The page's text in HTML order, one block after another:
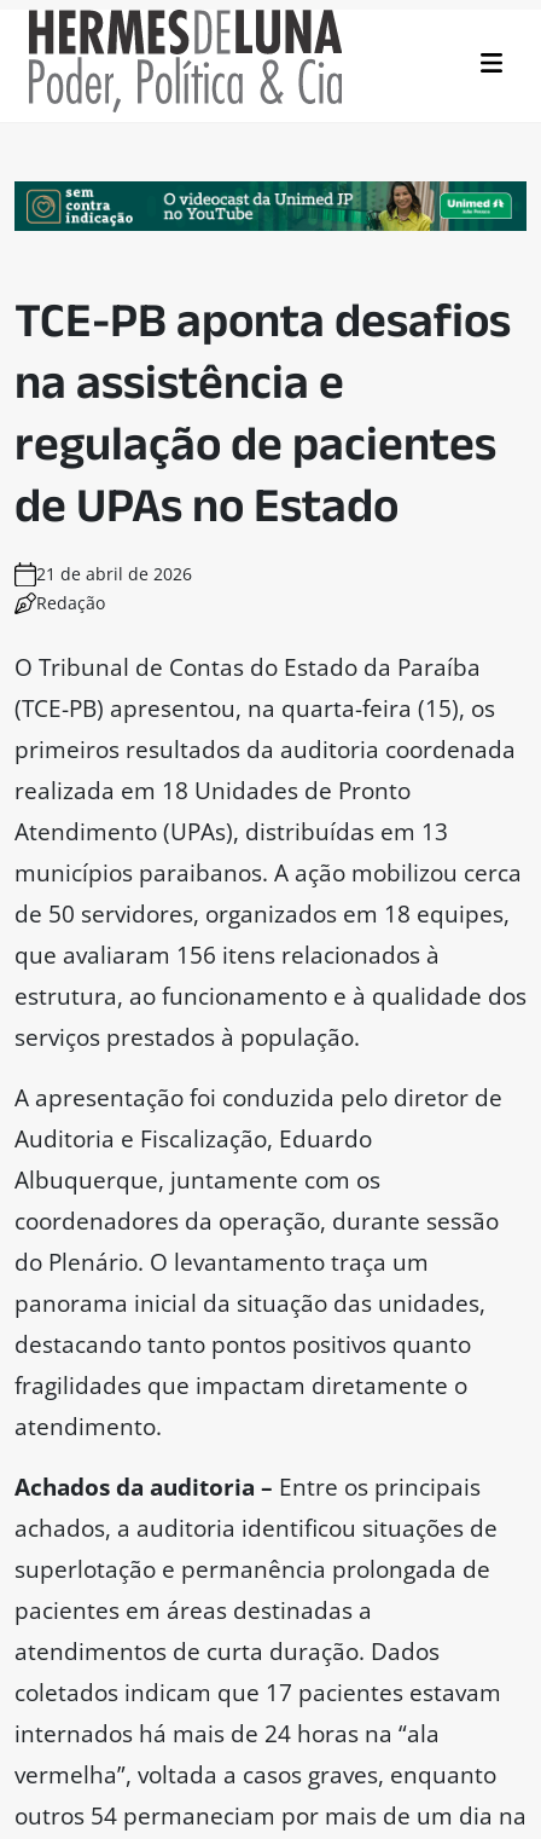
TCE-PB aponta desafios
na assistência e
regulação de pacientes
de UPAs no Estado
21 de abril de 2026
Redação
O Tribunal de Contas do Estado da Paraíba
(TCE-PB) apresentou, na quarta-feira (15), os
primeiros resultados da auditoria coordenada
realizada em 18 Unidades de Pronto
Atendimento (UPAs), distribuídas em 13
municípios paraibanos. A ação mobilizou cerca
de 50 servidores, organizados em 18 equipes,
que avaliaram 156 itens relacionados à
estrutura, ao funcionamento e à qualidade dos
serviços prestados à população.
A apresentação foi conduzida pelo diretor de
Auditoria e Fiscalização, Eduardo
Albuquerque, juntamente com os
coordenadores da operação, durante sessão
do Plenário. O levantamento traça um
panorama inicial da situação das unidades,
destacando tanto pontos positivos quanto
fragilidades que impactam diretamente o
atendimento.
Achados da auditoria – Entre os principais
achados, a auditoria identificou situações de
superlotação e permanência prolongada de
pacientes em áreas destinadas a
atendimentos de curta duração. Dados
coletados indicam que 17 pacientes estavam
internados há mais de 24 horas na “ala
vermelha”, voltada a casos graves, enquanto
outros 54 permaneciam por mais de um dia na